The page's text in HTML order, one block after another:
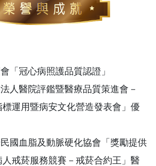
「冠心病照護品質認證」
人醫院評鑑暨醫療品質策進會－
標運用暨病安文化營造發表會」優
國血脂及動脈硬化協會「獎勵提供
戒菸服務競賽－戒菸合約王」醫